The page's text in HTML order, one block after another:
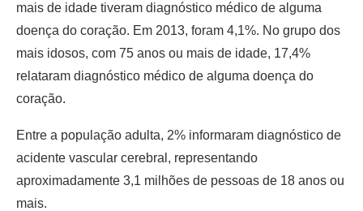
mais de idade tiveram diagnóstico médico de alguma
doença do coração. Em 2013, foram 4,1%. No grupo dos
mais idosos, com 75 anos ou mais de idade, 17,4%
relataram diagnóstico médico de alguma doença do
coração.
Entre a população adulta, 2% informaram diagnóstico de
acidente vascular cerebral, representando
aproximadamente 3,1 milhões de pessoas de 18 anos ou
mais.